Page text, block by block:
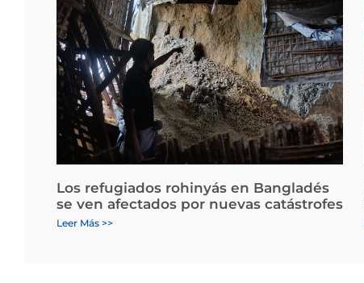
Los refugiados rohinyás en Bangladés
se ven afectados por nuevas catástrofes
Leer Más >>